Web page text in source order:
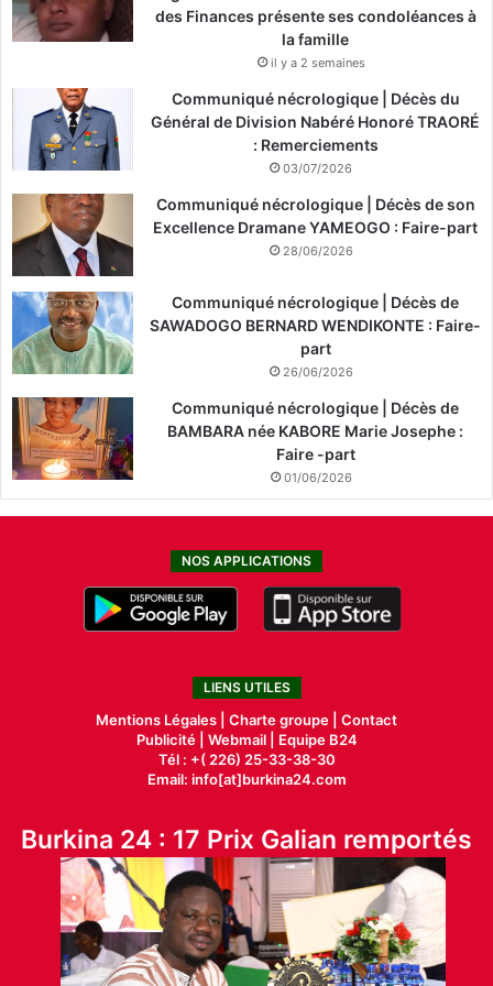
des Finances présente ses condoléances à
la famille
il y a 2 semaines
Communiqué nécrologique | Décès du
Général de Division Nabéré Honoré TRAORÉ
: Remerciements
03/07/2026
Communiqué nécrologique | Décès de son
Excellence Dramane YAMEOGO : Faire-part
28/06/2026
Communiqué nécrologique | Décès de
SAWADOGO BERNARD WENDIKONTE : Faire-
part
26/06/2026
Communiqué nécrologique | Décès de
BAMBARA née KABORE Marie Josephe :
Faire -part
01/06/2026
NOS APPLICATIONS
LIENS UTILES
Mentions Légales | Charte groupe | Contact
Publicité| Webmail |
Equipe B24
Tél : +( 226) 25-33-38-30
Email: info[at]burkina24.com
Burkina 24 : 17 Prix Galian remportés